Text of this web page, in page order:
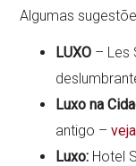
Algumas
LUXO – Les
Luxo na
antigo –
Luxo: Hotel